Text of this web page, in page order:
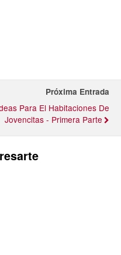
Próxima Entrada
Para El Habitaciones De
Jovencitas - Primera Parte